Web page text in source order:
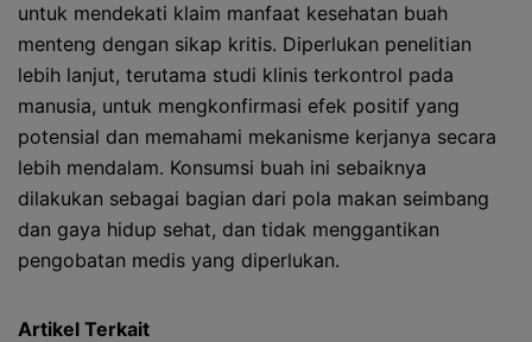
untuk mendekati klaim manfaat kesehatan buah
menteng dengan sikap kritis. Diperlukan penelitian
lebih lanjut, terutama studi klinis terkontrol pada
manusia, untuk mengkonfirmasi efek positif yang
potensial dan memahami mekanisme kerjanya secara
lebih mendalam. Konsumsi buah ini sebaiknya
dilakukan sebagai bagian dari pola makan seimbang
dan gaya hidup sehat, dan tidak menggantikan
pengobatan medis yang diperlukan.
Artikel Terkait